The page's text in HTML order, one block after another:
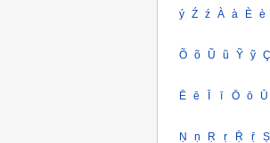
ý Ź ź À à È è
Õ õ Ũ ũ Ỹ ỹ Ç
Ē ē Ī ī Ō ō Ū
Ṇ ṇ Ṛ ṛ Ṝ ṝ Ṣ